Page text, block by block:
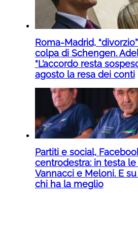
Roma-Madrid,
colpa di Schengen.
“L’accordo resta
agosto la resa dei conti
Partiti e social,
centrodestra: in testa
Vannacci e Meloni. E
chi ha la meglio